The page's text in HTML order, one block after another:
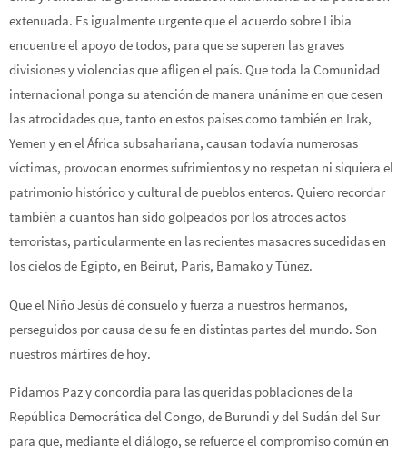
extenuada. Es igualmente urgente que el acuerdo sobre Libia
encuentre el apoyo de todos, para que se superen las graves
divisiones y violencias que afligen el país. Que toda la Comunidad
internacional ponga su atención de manera unánime en que cesen
las atrocidades que, tanto en estos países como también en Irak,
Yemen y en el África subsahariana, causan todavía numerosas
víctimas, provocan enormes sufrimientos y no respetan ni siquiera el
patrimonio histórico y cultural de pueblos enteros. Quiero recordar
también a cuantos han sido golpeados por los atroces actos
terroristas, particularmente en las recientes masacres sucedidas en
los cielos de Egipto, en Beirut, París, Bamako y Túnez.
Que el Niño Jesús dé consuelo y fuerza a nuestros hermanos,
perseguidos por causa de su fe en distintas partes del mundo. Son
nuestros mártires de hoy.
Pidamos Paz y concordia para las queridas poblaciones de la
República Democrática del Congo, de Burundi y del Sudán del Sur
para que, mediante el diálogo, se refuerce el compromiso común en